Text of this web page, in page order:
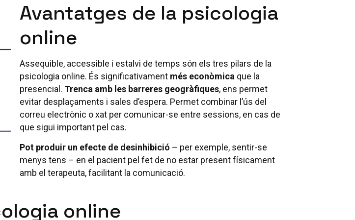
Avantatges de la psicologia
online
Assequible, accessible i estalvi de temps són els tres pilars de la
psicologia online. És significativament més econòmica que la
presencial. Trenca amb les barreres geogràfiques, ens permet
evitar desplaçaments i sales d’espera. Permet combinar l’ús del
correu electrònic o xat per comunicar-se entre sessions, en cas de
que sigui important pel cas.
Pot produir un efecte de desinhibició – per exemple, sentir-se
menys tens – en el pacient pel fet de no estar present físicament
amb el terapeuta, facilitant la comunicació.
online